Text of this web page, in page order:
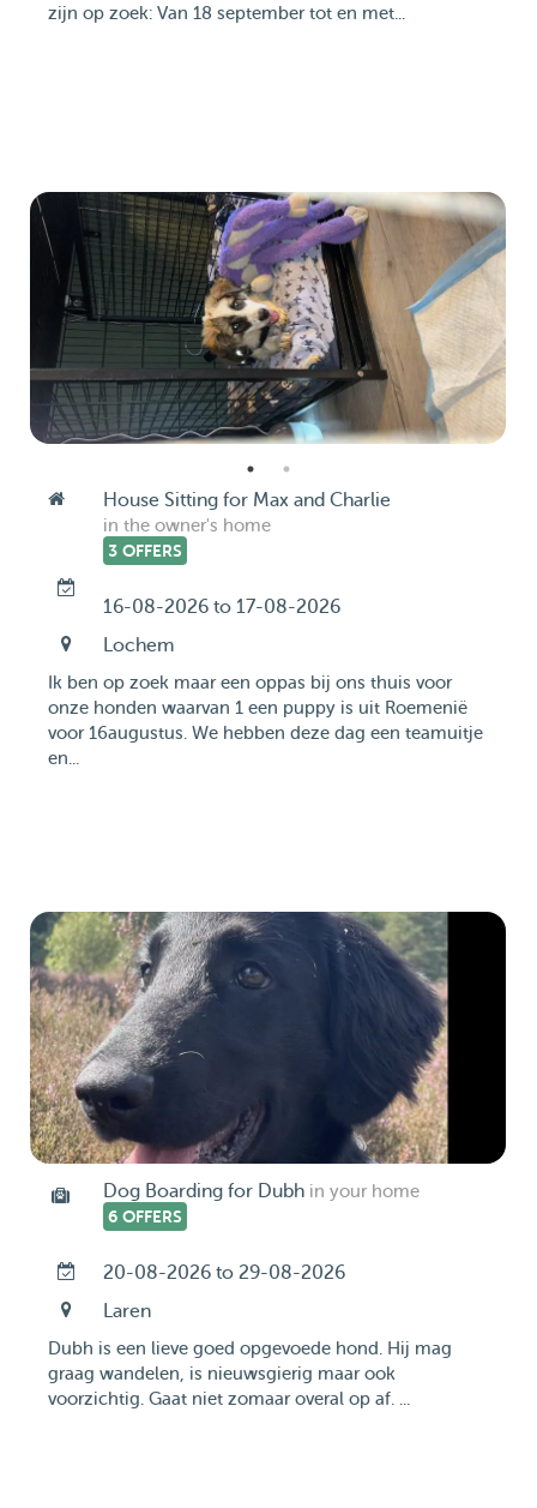
zijn op zoek: Van 18 september tot en met...
House Sitting for Max and Charlie
in the owner's home
3 OFFERS
16-08-2026 to 17-08-2026
Lochem
Ik ben op zoek maar een oppas bij ons thuis voor
onze honden waarvan 1 een puppy is uit Roemenië
voor 16augustus. We hebben deze dag een teamuitje
en...
Dog Boarding for Dubh in your home
6 OFFERS
20-08-2026 to 29-08-2026
Laren
Dubh is een lieve goed opgevoede hond. Hij mag
graag wandelen, is nieuwsgierig maar ook
voorzichtig. Gaat niet zomaar overal op af. ...